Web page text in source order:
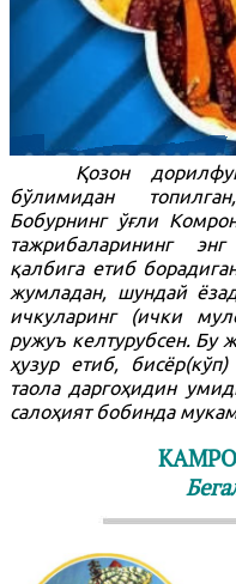
Қозон
бўлимидан
Бобурнинг ўғли
тажрибаларининг
қалбига етиб
жумладан, шундай
ичкуларинг (ички
ружуъ келтурубсен. Бу
ҳузур етиб,
таола даргоҳидин
салоҳият бобинда